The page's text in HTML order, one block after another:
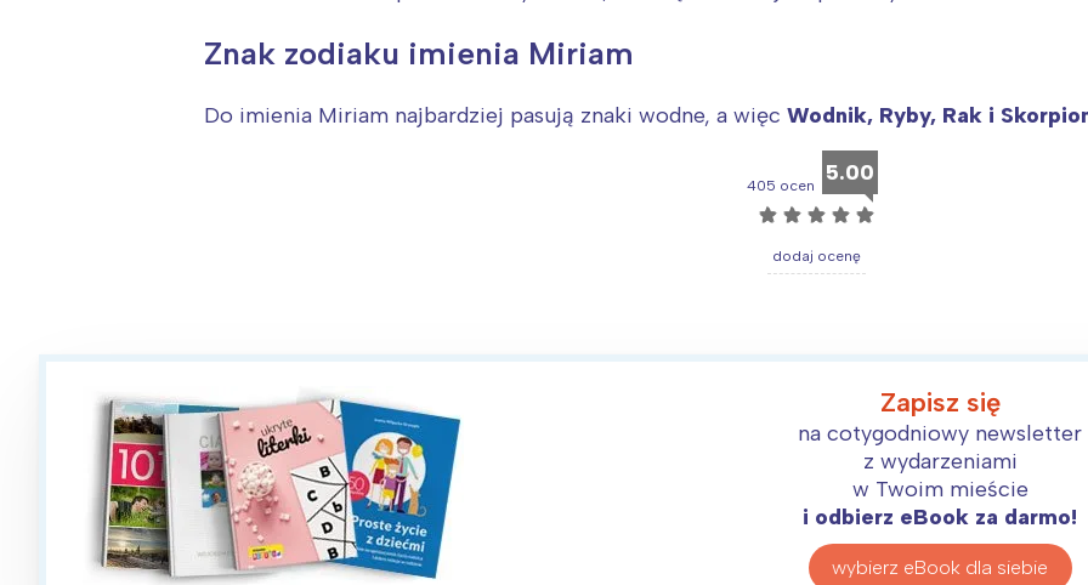
Znak zodiaku imienia Miriam
Do imienia Miriam najbardziej pasują znaki wodne, a więc Wodnik, Ryby, Rak i
405 ocen 5.00
☆ ☆ ☆ ☆ ☆
dodaj ocenę
Zapisz się
na cotygodniowy newsletter
z wydarzeniami
w Twoim mieście
i odbierz eBook za darmo!
wybierz eBook dla siebie
Poznań
Wybieram